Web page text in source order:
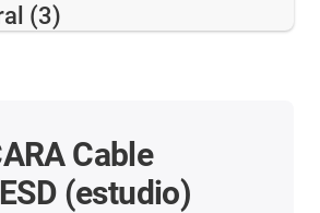
(3)
Cable
(estudio)